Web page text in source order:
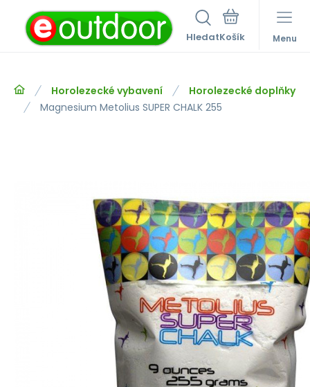
Hledat Menu
Horolezecké vybavení
Horolezecké doplňky
Magnesium Metolius SUPER CHALK 255